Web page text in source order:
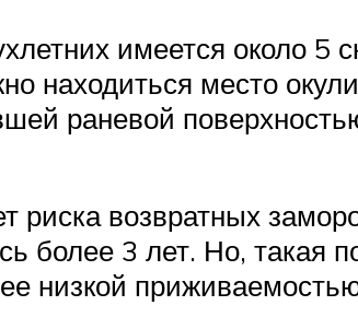
имеется около 5
находиться место
раневой
риска возвратных
более 3 лет. Но, такая
низкой